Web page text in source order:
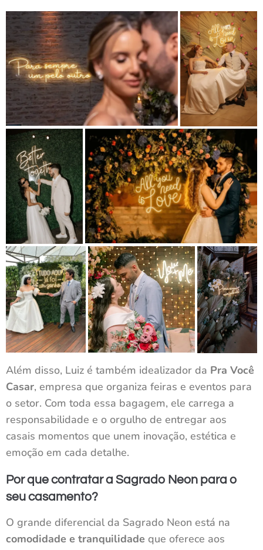
Além disso, Luiz é também idealizador da Pra Você
Casar, empresa que organiza feiras e eventos para
o setor. Com toda essa bagagem, ele carrega a
responsabilidade e o orgulho de entregar aos
casais momentos que unem inovação, estética e
emoção em cada detalhe.
Por que contratar a Sagrado Neon para o
seu casamento?
O grande diferencial da Sagrado Neon está na
comodidade e tranquilidade que oferece aos